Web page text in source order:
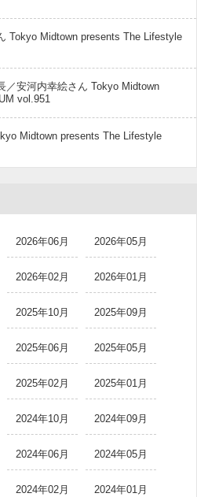
Tokyo Midtown presents The Lifestyle
安河内幸絵さん Tokyo Midtown
vol.951
Midtown presents The Lifestyle
2026年06月 2026年05月
2026年02月 2026年01月
2025年10月 2025年09月
2025年06月 2025年05月
2025年02月 2025年01月
2024年10月 2024年09月
2024年06月 2024年05月
2024年02月 2024年01月